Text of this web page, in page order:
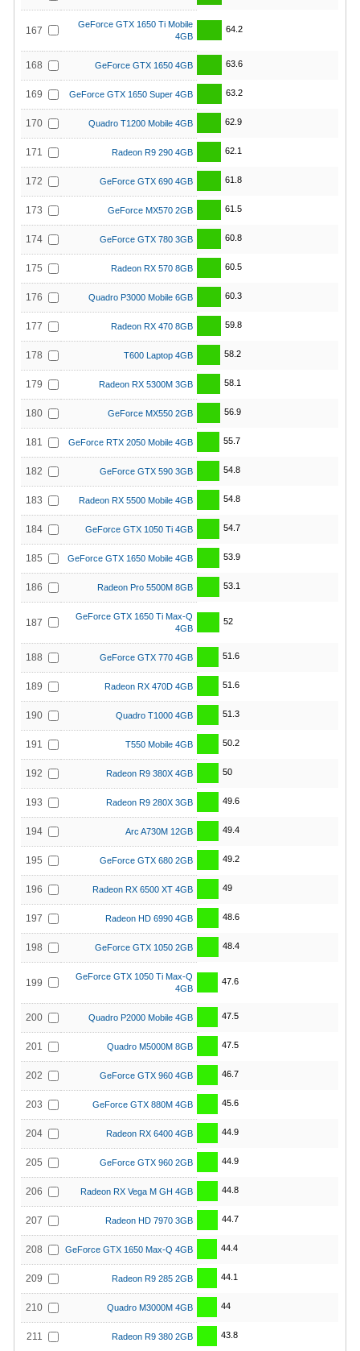
167
GeForce GTX 1650 Ti Mobile
4GB
64.2
168 GeForce GTX 1650 4GB 63.6
169 GeForce GTX 1650 Super 4GB 63.2
170 Quadro T1200 Mobile 4GB 62.9
171 Radeon R9 290 4GB 62.1
172 GeForce GTX 690 4GB 61.8
173 GeForce MX570 2GB 61.5
174 GeForce GTX 780 3GB 60.8
175 Radeon RX 570 8GB 60.5
176 Quadro P3000 Mobile 6GB 60.3
177 Radeon RX 470 8GB 59.8
178 T600 Laptop 4GB 58.2
179 Radeon RX 5300M 3GB 58.1
180 GeForce MX550 2GB 56.9
181 GeForce RTX 2050 Mobile 4GB 55.7
182 GeForce GTX 590 3GB 54.8
183 Radeon RX 5500 Mobile 4GB 54.8
184 GeForce GTX 1050 Ti 4GB 54.7
185 GeForce GTX 1650 Mobile 4GB 53.9
186 Radeon Pro 5500M 8GB 53.1
187
GeForce GTX 1650 Ti Max-Q
4GB
52
188 GeForce GTX 770 4GB 51.6
189 Radeon RX 470D 4GB 51.6
190 Quadro T1000 4GB 51.3
191 T550 Mobile 4GB 50.2
192 Radeon R9 380X 4GB 50
193 Radeon R9 280X 3GB 49.6
194 Arc A730M 12GB 49.4
195 GeForce GTX 680 2GB 49.2
196 Radeon RX 6500 XT 4GB 49
197 Radeon HD 6990 4GB 48.6
198 GeForce GTX 1050 2GB 48.4
199
GeForce GTX 1050 Ti Max-Q
4GB
47.6
200 Quadro P2000 Mobile 4GB 47.5
201 Quadro M5000M 8GB 47.5
202 GeForce GTX 960 4GB 46.7
203 GeForce GTX 880M 4GB 45.6
204 Radeon RX 6400 4GB 44.9
205 GeForce GTX 960 2GB 44.9
206 Radeon RX Vega M GH 4GB 44.8
207 Radeon HD 7970 3GB 44.7
208 GeForce GTX 1650 Max-Q 4GB 44.4
209 Radeon R9 285 2GB 44.1
210 Quadro M3000M 4GB 44
211 Radeon R9 380 2GB 43.8